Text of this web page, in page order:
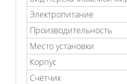
Электропитание
Производительность
Место установки
Корпус
Счётчик